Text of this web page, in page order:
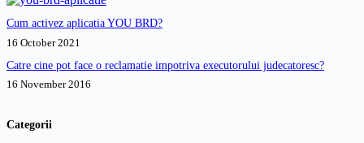
Cum activez aplicatia YOU BRD?
16 October 2021
Catre cine pot face o reclamatie impotriva executorului judecatoresc?
16 November 2016
Categorii